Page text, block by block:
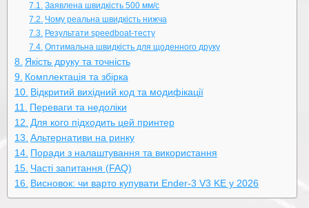
Заявлена швидкість 500 мм/с
Чому реальна швидкість нижча
Результати speedboat-тесту
Оптимальна швидкість для щоденного друку
Якість друку та точність
Комплектація та збірка
Відкритий вихідний код та модифікації
Переваги та недоліки
Для кого підходить цей принтер
Альтернативи на ринку
Поради з налаштування та використання
Часті запитання (FAQ)
Висновок: чи варто купувати Ender-3 V3 KE у 2026